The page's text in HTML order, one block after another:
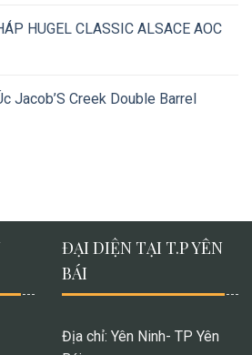
HUGEL CLASSIC ALSACE AOC
Jacob’S Creek Double Barrel
ĐẠI DIỆN TẠI T.P YÊN
BÁI
Địa chỉ: Yên Ninh- TP Yên